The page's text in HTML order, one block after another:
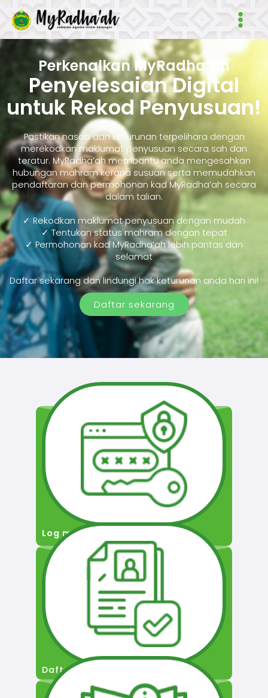
Main
Perkenalkan MyRadha’ah
Penyelesaian Digital
untuk Rekod Penyusuan!
Pastikan nasab dan keturunan terpelihara dengan
merekodkan maklumat penyusuan secara sah dan
teratur. MyRadha’ah membantu anda mengesahkan
hubungan mahram kerana susuan serta memudahkan
pendaftaran dan permohonan kad MyRadha’ah secara
dalam talian.
✓ Rekodkan maklumat penyusuan dengan mudah
✓ Tentukan status mahram dengan tepat
✓ Permohonan kad MyRadha’ah lebih pantas dan
selamat
Daftar sekarang dan lindungi hak keturunan anda hari ini!
Daftar sekarang
Log masuk
Daftar Pengguna